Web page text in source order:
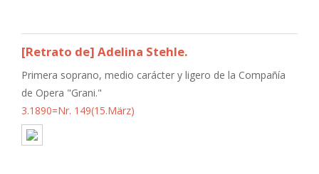
[Retrato de] Adelina Stehle.
Primera soprano, medio carácter y ligero de la Compañía
de Opera "Grani."
3.1890=Nr. 149(15.März)